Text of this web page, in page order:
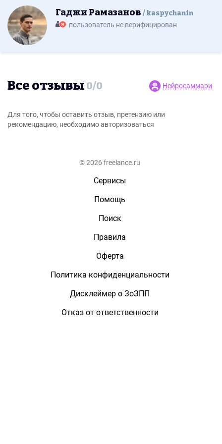
Гаджи Рамазанов kaspychanin
пользователь не верифицирован
Все отзывы 0/0 Нейросаммари
Для того, чтобы оставить отзыв, претензию или
рекомендацию, необходимо авторизоваться
© 2026 freelance.ru
Сервисы
Помощь
Поиск
Правила
Оферта
Политика конфиденциальности
Дисклеймер о ЗоЗПП
Отказ от ответственности